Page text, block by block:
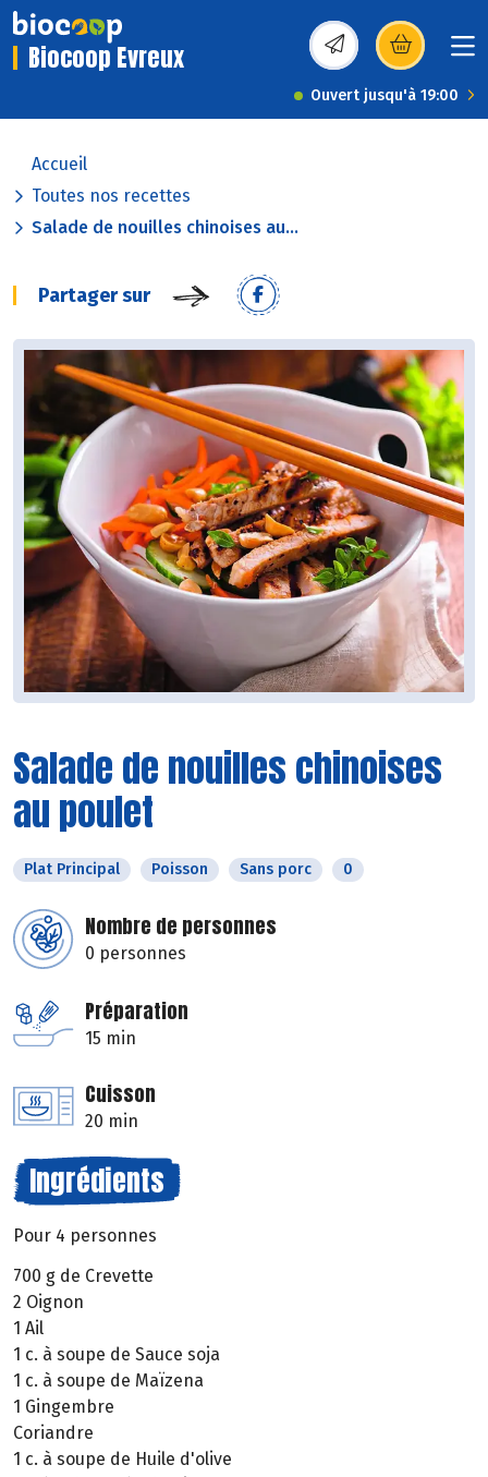
Biocoop Evreux (s’ouvre dans une
Ouvert jusqu'à 19:00
Accueil
Toutes nos recettes
Salade de nouilles chinoises au...
Partager sur
Salade de nouilles chinoises
au poulet
Plat Principal Poisson Sans porc 0
Nombre de personnes
0 personnes
Préparation
15 min
Cuisson
20 min
Ingrédients
Pour 4 personnes
700 g de Crevette
2 Oignon
1 Ail
1 c. à soupe de Sauce soja
1 c. à soupe de Maïzena
1 Gingembre
Coriandre
1 c. à soupe de Huile d'olive